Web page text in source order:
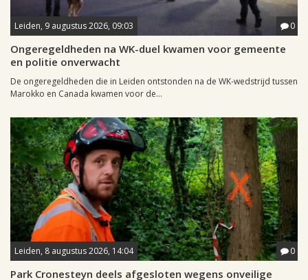
Leiden, 9 augustus 2026, 09:03 0
Ongeregeldheden na WK-duel kwamen voor gemeente
en politie onverwacht
De ongeregeldheden die in Leiden ontstonden na de WK-wedstrijd tussen
Marokko en Canada kwamen voor de...
Leiden, 8 augustus 2026, 14:04 0
Park Cronesteyn deels afgesloten wegens onveilige